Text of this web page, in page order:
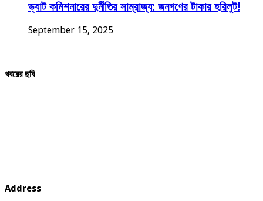
ভ্যাট কমিশনারের দুর্নীতির সাম্রাজ্য: জনগণের টাকার হরিলুট!
September 15, 2025
খবরের ছবি
Address